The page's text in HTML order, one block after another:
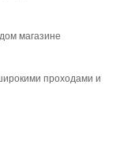
магазине
проходами и